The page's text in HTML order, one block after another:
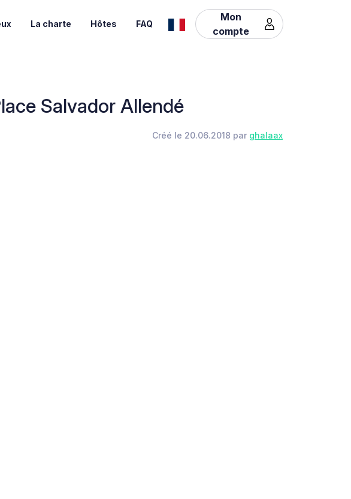
La charte Hôtes FAQ
Mon
compte
Salvador Allendé
Créé le 20.06.2018 par ghalaax